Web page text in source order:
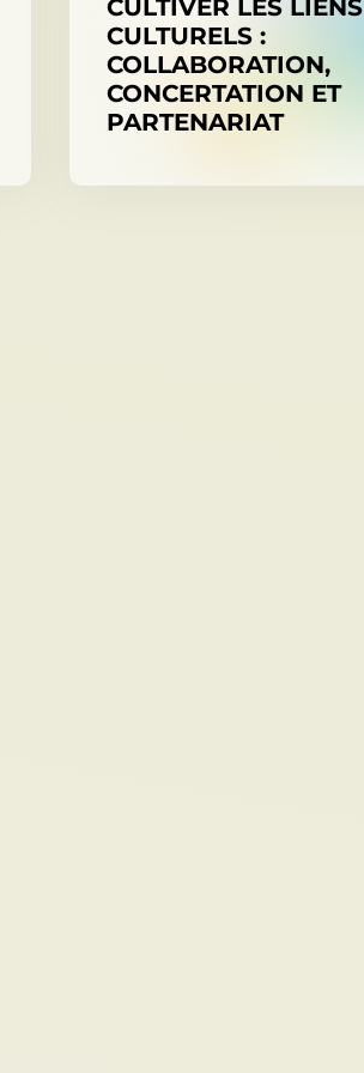
CULTIVER LES LIENS
CULTURELS :
COLLABORATION,
CONCERTATION ET
PARTENARIAT